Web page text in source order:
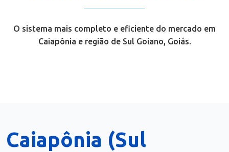
O sistema mais completo e eficiente do mercado em
Caiapônia e região de Sul Goiano, Goiás.
Caiapônia (Sul